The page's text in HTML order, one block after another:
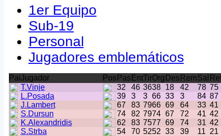
1er Equipo
Sub-19
Personal
Jugadores emblemáticos
PaiJugador Pos Pas EntTirOrg Des RemSal
T.Vinje
32 46 3638 18 42 78 75
L.Posada
39 3 3 66 33 3 84 87
J.Lambert
67 83 7966 69 64 33 41
S.Dursun
74 82 7974 67 72 41 42
K.Alexandridis
62 83 7577 69 74 31 42
S.Strba
54 70 5252 33 39 11 21